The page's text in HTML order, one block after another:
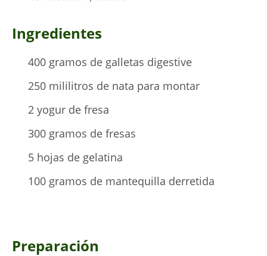
Ingredientes
400 gramos de galletas digestive
250 mililitros de nata para montar
2 yogur de fresa
300 gramos de fresas
5 hojas de gelatina
100 gramos de mantequilla derretida
Preparación